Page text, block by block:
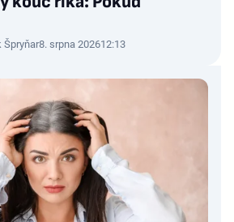
Špryňar8. srpna 202612:13